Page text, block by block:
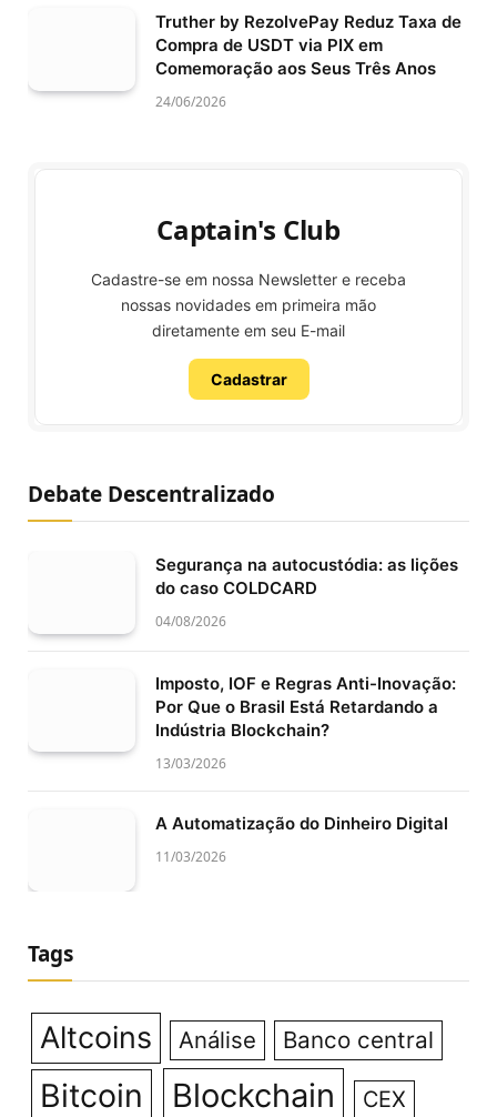
Truther by RezolvePay Reduz Taxa de
Compra de USDT via PIX em
Comemoração aos Seus Três Anos
24/06/2026
Captain's Club
Cadastre-se em nossa Newsletter e receba
nossas novidades em primeira mão
diretamente em seu E-mail
Cadastrar
Debate Descentralizado
Segurança na autocustódia: as lições
do caso COLDCARD
04/08/2026
Imposto, IOF e Regras Anti-Inovação:
Por Que o Brasil Está Retardando a
Indústria Blockchain?
13/03/2026
A Automatização do Dinheiro Digital
11/03/2026
Tags
Altcoins Análise Banco central
Bitcoin Blockchain CEX